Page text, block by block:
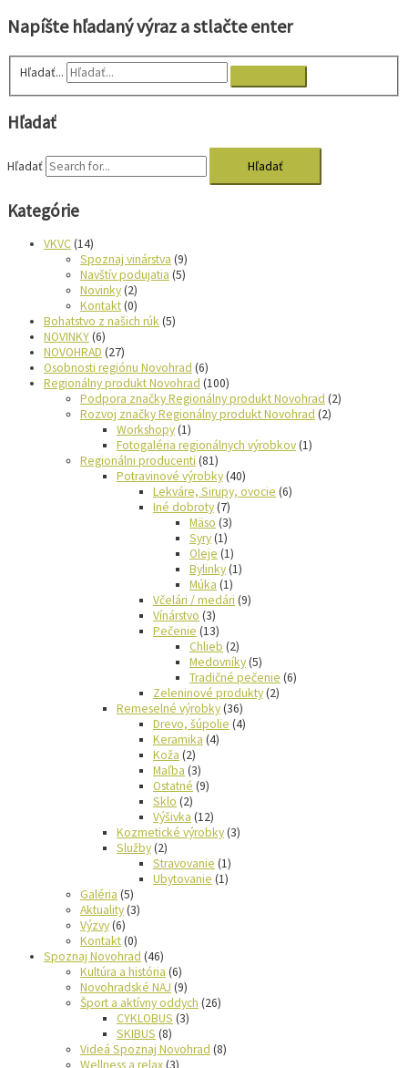
Napíšte hľadaný výraz a stlačte enter
Hľadať...
Hľadať
Hľadať
Kategórie
VKVC(14)
Spoznaj vinárstva (9)
Navštív podujatia (5)
Novinky(2)
Kontakt(0)
Bohatstvo z našich rúk(5)
NOVINKY(6)
NOVOHRAD (27)
Osobnosti regiónu Novohrad (6)
Regionálny produkt Novohrad (100)
Podpora značky Regionálny produkt Novohrad (2)
Rozvoj značky Regionálny produkt Novohrad (2)
Workshopy(1)
Fotogaléria regionálnych výrobkov(1)
Regionálni producenti (81)
Potravinové výrobky(40)
Lekváre, Sirupy, ovocie (6)
Iné dobroty(7)
Mäso (3)
Syry(1)
Oleje (1)
Bylinky(1)
Múka (1)
Včelári / medári (9)
Vínárstvo (3)
Pečenie (13)
Chlieb (2)
Medovníky(5)
Tradičné pečenie (6)
Zeleninové produkty(2)
Remeselné výrobky(36)
Drevo, šúpolie (4)
Keramika (4)
Koža (2)
Maľba (3)
Ostatné (9)
Sklo (2)
Výšivka (12)
Kozmetické výrobky(3)
Služby(2)
Stravovanie (1)
Ubytovanie (1)
Galéria (5)
Aktuality(3)
Výzvy(6)
Kontakt(0)
Spoznaj Novohrad (46)
Kultúra a história (6)
Novohradské NAJ (9)
Šport a aktívny oddych (26)
CYKLOBUS (3)
SKIBUS (8)
Videá Spoznaj Novohrad (8)
Wellness a relax(3)